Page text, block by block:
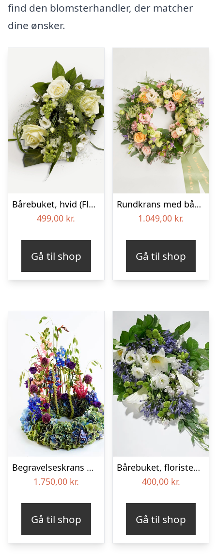
find den blomsterhandler, der matcher
dine ønsker.
Bårebuket, hvid (Floristens kreative valg) med bånd
499,00 kr.
Gå til shop
Rundkrans med bånd – Floristens kreative valg
1.049,00 kr.
Gå til shop
Begravelseskrans med hortensia og farverige detaljer – Blomster til begravelse
1.750,00 kr.
Gå til shop
Bårebuket, floristens valg – Blomster til begravelse
400,00 kr.
Gå til shop